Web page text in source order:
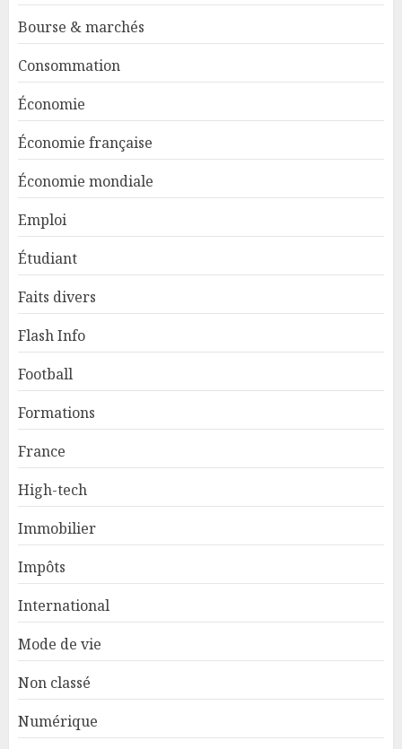
Bourse & marchés
Consommation
Économie
Économie française
Économie mondiale
Emploi
Étudiant
Faits divers
Flash Info
Football
Formations
France
High-tech
Immobilier
Impôts
International
Mode de vie
Non classé
Numérique